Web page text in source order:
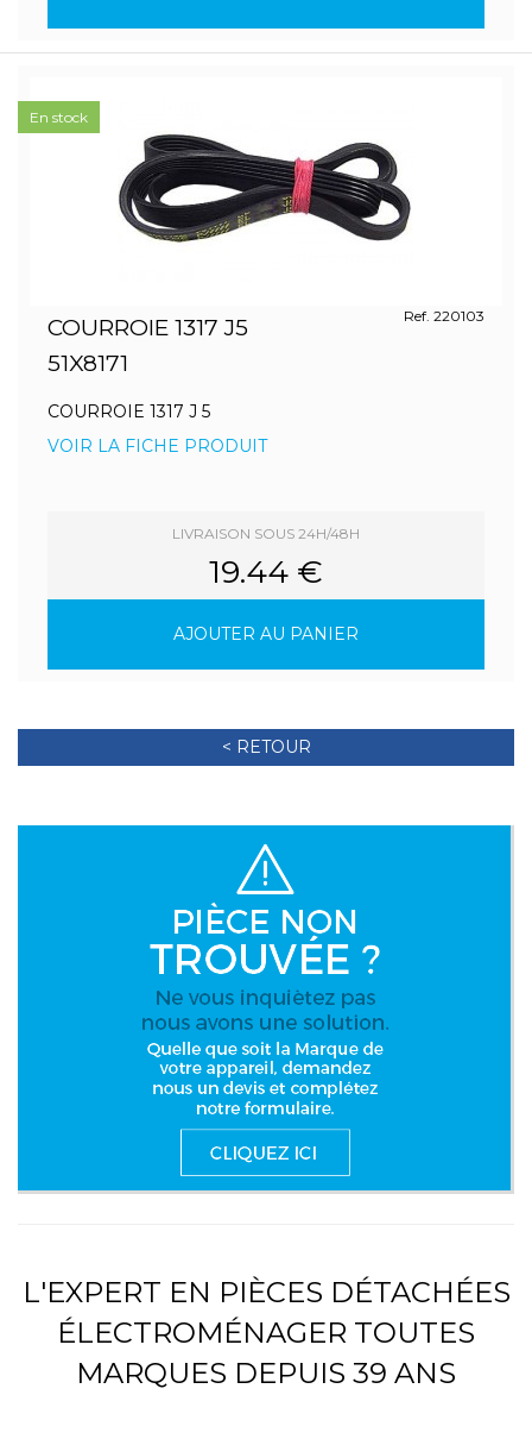
COURROIE 1317 J5
51X8171
Ref. 220103
COURROIE 1317 J 5
VOIR LA FICHE PRODUIT
LIVRAISON SOUS 24H/48H
19.44 €
AJOUTER AU PANIER
En stock
< RETOUR
L'EXPERT EN PIÈCES DÉTACHÉES
ÉLECTROMÉNAGER TOUTES
MARQUES DEPUIS 39 ANS